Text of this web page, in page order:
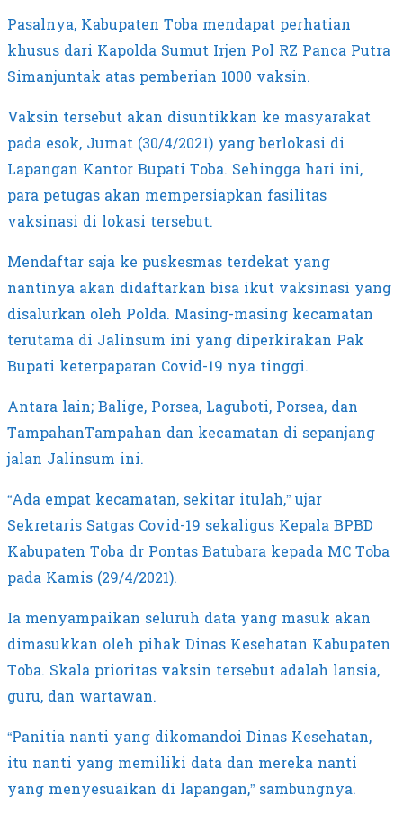
Pasalnya, Kabupaten Toba mendapat perhatian
khusus dari Kapolda Sumut Irjen Pol RZ Panca Putra
Simanjuntak atas pemberian 1000 vaksin.
Vaksin tersebut akan disuntikkan ke masyarakat
pada esok, Jumat (30/4/2021) yang berlokasi di
Lapangan Kantor Bupati Toba. Sehingga hari ini,
para petugas akan mempersiapkan fasilitas
vaksinasi di lokasi tersebut.
Mendaftar saja ke puskesmas terdekat yang
nantinya akan didaftarkan bisa ikut vaksinasi yang
disalurkan oleh Polda. Masing-masing kecamatan
terutama di Jalinsum ini yang diperkirakan Pak
Bupati keterpaparan Covid-19 nya tinggi.
Antara lain; Balige, Porsea, Laguboti, Porsea, dan
TampahanTampahan dan kecamatan di sepanjang
jalan Jalinsum ini.
“Ada empat kecamatan, sekitar itulah,” ujar
Sekretaris Satgas Covid-19 sekaligus Kepala BPBD
Kabupaten Toba dr Pontas Batubara kepada MC Toba
pada Kamis (29/4/2021).
Ia menyampaikan seluruh data yang masuk akan
dimasukkan oleh pihak Dinas Kesehatan Kabupaten
Toba. Skala prioritas vaksin tersebut adalah lansia,
guru, dan wartawan.
“Panitia nanti yang dikomandoi Dinas Kesehatan,
itu nanti yang memiliki data dan mereka nanti
yang menyesuaikan di lapangan,” sambungnya.